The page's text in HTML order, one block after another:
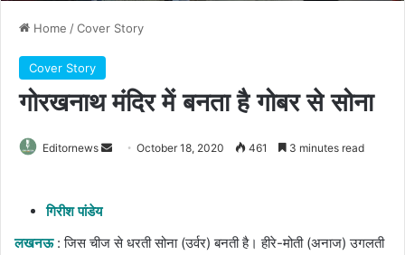
Home /Cover Story
Cover Story
गोरखनाथ मंदिर में बनता है गोबर से सोना
Editornews
SendOctober 18, 2020 461 3 minutes read
गिरीश पांडेय
लखनऊ : जिस चीज से धरती सोना (उर्वर) बनती है। हीरे-मोती (अनाज) उगलती